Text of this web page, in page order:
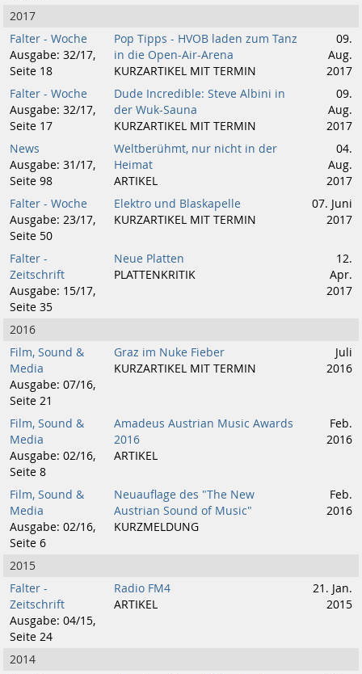
2017
Falter - Woche
Ausgabe: 32/17,
Seite 18
Pop Tipps - HVOB laden zum Tanz
in die Open-Air-Arena
KURZARTIKEL MIT TERMIN
09.
Aug.
2017
Falter - Woche
Ausgabe: 32/17,
Seite 17
Dude Incredible: Steve Albini in
der Wuk-Sauna
KURZARTIKEL MIT TERMIN
09.
Aug.
2017
News
Ausgabe: 31/17,
Seite 98
Weltberühmt, nur nicht in der
Heimat
ARTIKEL
04.
Aug.
2017
Falter - Woche
Ausgabe: 23/17,
Seite 50
Elektro und Blaskapelle
KURZARTIKEL MIT TERMIN
07. Juni
2017
Falter -
Zeitschrift
Ausgabe: 15/17,
Seite 35
Neue Platten
PLATTENKRITIK
12.
Apr.
2017
2016
Film, Sound &
Media
Ausgabe: 07/16,
Seite 21
Graz im Nuke Fieber
KURZARTIKEL MIT TERMIN
Juli
2016
Film, Sound &
Media
Ausgabe: 02/16,
Seite 8
Amadeus Austrian Music Awards
2016
ARTIKEL
Feb.
2016
Film, Sound &
Media
Ausgabe: 02/16,
Seite 6
Neuauflage des "The New
Austrian Sound of Music"
KURZMELDUNG
Feb.
2016
2015
Falter -
Zeitschrift
Ausgabe: 04/15,
Seite 24
Radio FM4
ARTIKEL
21. Jan.
2015
2014